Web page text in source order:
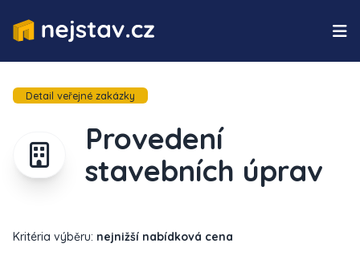
Detail veřejné zakázky
Provedení
stavebních úprav
Kritéria výběru: nejnižší nabídková cena